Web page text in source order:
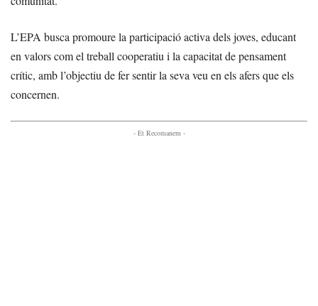
L’EPA busca promoure la participació activa dels joves, educant
en valors com el treball cooperatiu i la capacitat de pensament
crític, amb l’objectiu de fer sentir la seva veu en els afers que els
concernen.
- Et Recomanem -